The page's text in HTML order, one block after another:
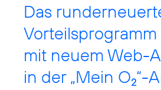
Das
mit neuem Web-
in der „Mein O2“-